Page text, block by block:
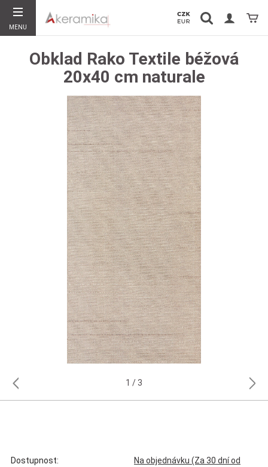
MENU
Vyhledávání Košík
Obklad Rako Textile béžová
20x40 cm naturale
1 3
Dostupnost:
Na objednávku (Za 30 dní od